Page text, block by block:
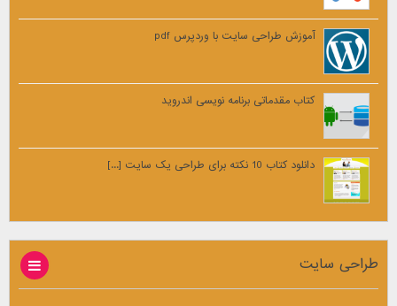
آموزش طراحی سایت با وردپرس pdf
کتاب مقدماتی برنامه نویسی اندروید
دانلود کتاب 10 نکته برای طراحی یک سایت [...]
طراحی سایت